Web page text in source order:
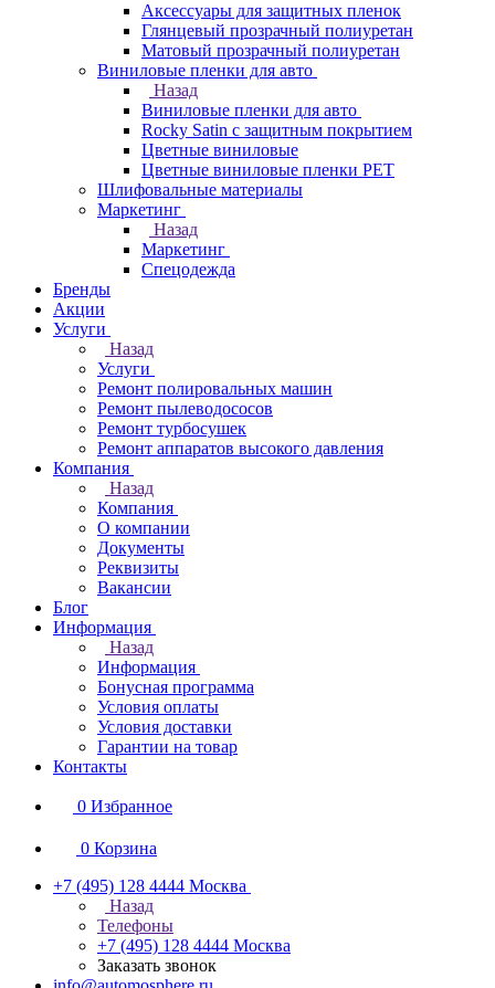
Аксессуары для защитных пленок
Глянцевый прозрачный полиуретан
Матовый прозрачный полиуретан
Виниловые пленки для авто
Назад
Виниловые пленки для авто
Rocky Satin с защитным покрытием
Цветные виниловые
Цветные виниловые пленки PET
Шлифовальные материалы
Маркетинг
Назад
Маркетинг
Спецодежда
Бренды
Акции
Услуги
Назад
Услуги
Ремонт полировальных машин
Ремонт пылеводососов
Ремонт турбосушек
Ремонт аппаратов высокого давления
Компания
Назад
Компания
О компании
Документы
Реквизиты
Вакансии
Блог
Информация
Назад
Информация
Бонусная программа
Условия оплаты
Условия доставки
Гарантии на товар
Контакты
0 Избранное
0 Корзина
+7 (495) 128 4444 Москва
Назад
Телефоны
+7 (495) 128 4444 Москва
Заказать звонок